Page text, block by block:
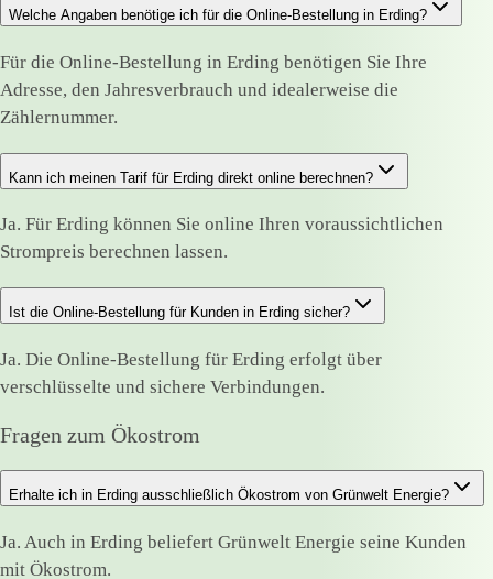
Welche Angaben benötige ich für die Online-Bestellung in Erding?
Für die Online-Bestellung in Erding benötigen Sie Ihre
Adresse, den Jahresverbrauch und idealerweise die
Zählernummer.
Kann ich meinen Tarif für Erding direkt online berechnen?
Ja. Für Erding können Sie online Ihren voraussichtlichen
Strompreis berechnen lassen.
Ist die Online-Bestellung für Kunden in Erding sicher?
Ja. Die Online-Bestellung für Erding erfolgt über
verschlüsselte und sichere Verbindungen.
Fragen zum Ökostrom
Erhalte ich in Erding ausschließlich Ökostrom von Grünwelt Energie?
Ja. Auch in Erding beliefert Grünwelt Energie seine Kunden
mit Ökostrom.